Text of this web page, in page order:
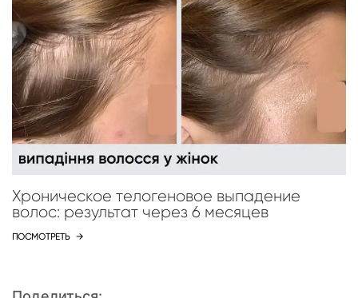
Хроническое телогеновое выпадение
волос: результат через 6 месяцев
ПОСМОТРЕТЬ →